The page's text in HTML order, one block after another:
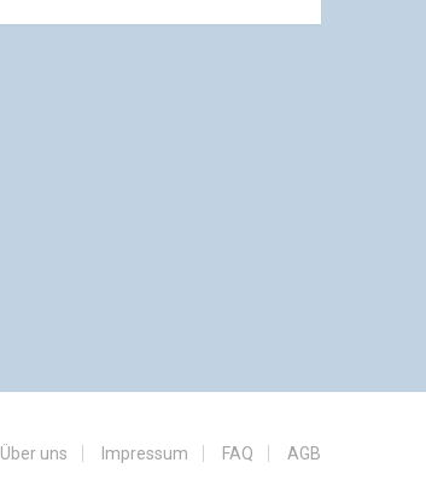
Über uns Impressum FAQ AGB